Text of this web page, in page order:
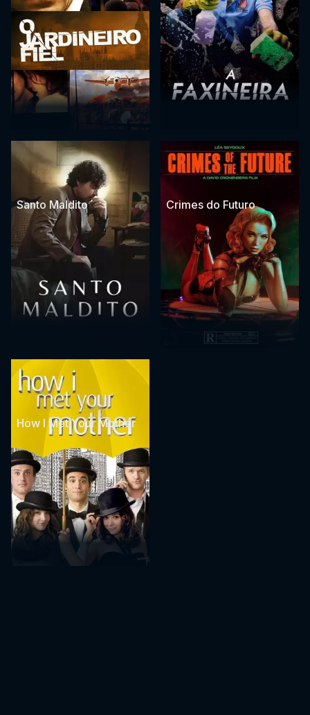
Santo Maldito Crimes do Futuro
How I Met Your Mother